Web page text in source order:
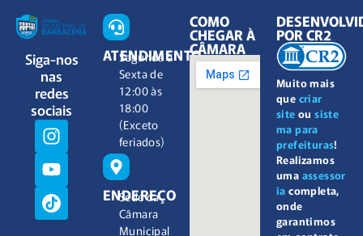
Siga-nos
nas
redes
sociais
ATENDIMENTO
Segunda à
Sexta de
12:00 às
18:00
(Exceto
feriados)
ENDEREÇO
Sede da
Câmara
Municipal
COMO
CHEGAR À
CÂMARA
Muito mais
que criar
site ousiste
ma para
prefeituras!
Realizamos
uma assessor
ia completa,
onde
garantimos
POR CR2